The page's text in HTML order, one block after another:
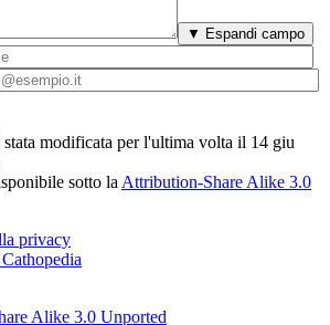
▼ Espandi campo
stata modificata per l'ultima volta il 14 giu
sotto la Attribution-Share Alike 3.0
privacy